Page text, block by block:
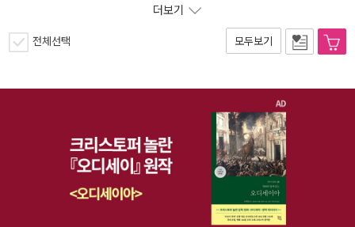
더보기
전체선택 모두보기